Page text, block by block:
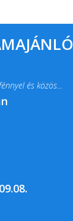
és közös...